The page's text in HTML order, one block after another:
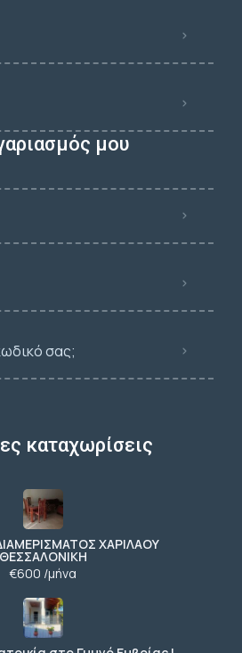
μου
σας;
καταχωρίσεις
ΧΑΡΙΛΑΟΥ
ΘΕΣΣΑΛΟΝΙΚΗ
€600 /μήνα